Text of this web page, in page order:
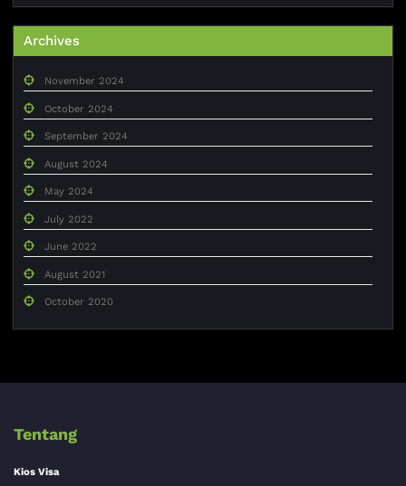
Archives
November 2024
October 2024
September 2024
August 2024
May 2024
July 2022
June 2022
August 2021
October 2020
Tentang
Kios Visa